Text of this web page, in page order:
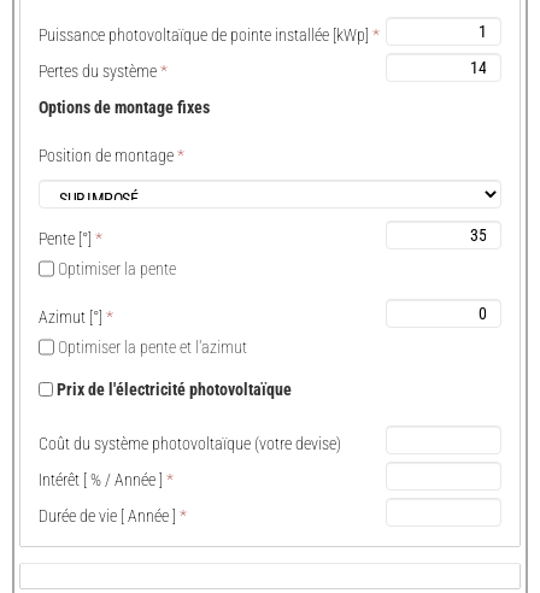
Puissance photovoltaïque de pointe installée [kWp] *
Pertes du système*
Options de montage fixes
Position de montage*
Pente [°] *
Optimiser la pente
Azimut [°] *
Optimiser la pente et l'azimut
Prix ​​de l'électricité photovoltaïque
Coût du système photovoltaïque (votre devise)
Intérêt [ % /Année] *
Durée de vie [Année] *